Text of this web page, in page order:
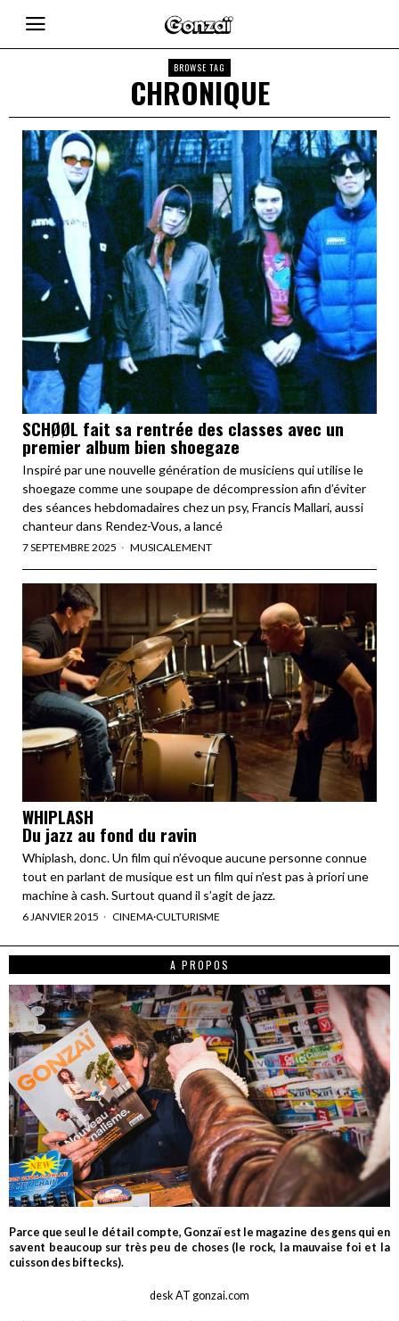
BROWSE TAG
CHRONIQUE
SCHØØL fait sa rentrée des classes avec un
premier album bien shoegaze
Inspiré par une nouvelle génération de musiciens qui utilise le
shoegaze comme une soupape de décompression afin d’éviter
des séances hebdomadaires chez un psy, Francis Mallari, aussi
chanteur dans Rendez-Vous, a lancé
7 SEPTEMBRE 2025 MUSICALEMENT
WHIPLASH
Du jazz au fond du ravin
Whiplash, donc. Un film qui n’évoque aucune personne connue
tout en parlant de musique est un film qui n’est pas à priori une
machine à cash. Surtout quand il s’agit de jazz.
6 JANVIER 2015 CINEMA·CULTURISME
A PROPOS
Parce que seul le détail compte, Gonzaï est le magazine des gens qui en
savent beaucoup sur très peu de choses (le rock, la mauvaise foi et la
cuisson des biftecks).
desk AT gonzai.com